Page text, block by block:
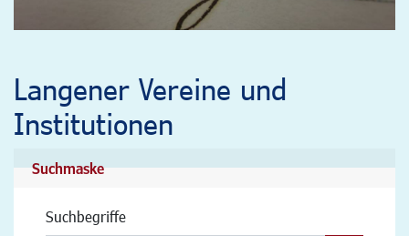
Langener Vereine und
Institutionen
Suchmaske
Suchbegriffe